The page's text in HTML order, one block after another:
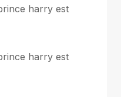
harry est
harry est